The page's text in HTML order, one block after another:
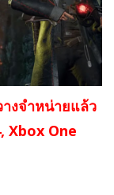
งจำหน่ายแล้ว
Xbox One